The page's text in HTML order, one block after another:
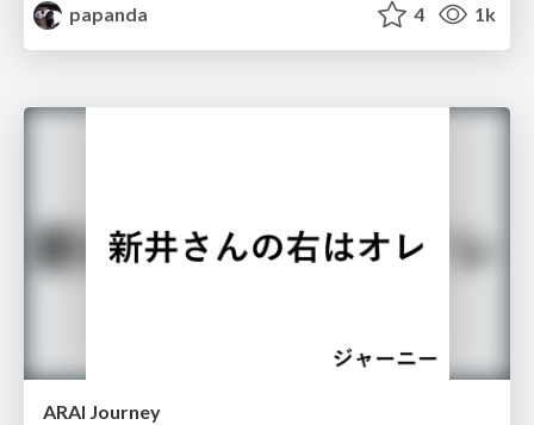
papanda
4 1k
ARAI Journey